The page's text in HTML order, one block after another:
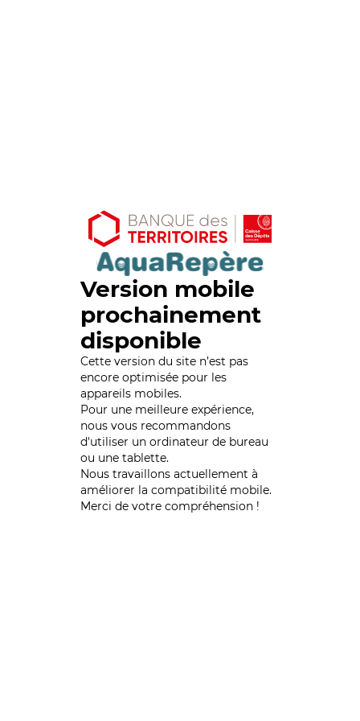
Version mobile
prochainement
disponible
Cette version du site n’est pas
encore optimisée pour les
appareils mobiles.
Pour une meilleure expérience,
nous vous recommandons
d'utiliser un ordinateur de bureau
ou une tablette.
Nous travaillons actuellement à
améliorer la compatibilité mobile.
Merci de votre compréhension !